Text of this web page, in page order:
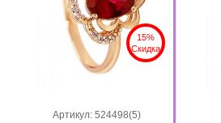
15%
Скидка
Артикул: 524498(5)